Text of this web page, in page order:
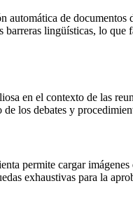
de documentos
barreras lingüísticas, lo que
en el contexto de las
los debates y
permite cargar
exhaustivas para la